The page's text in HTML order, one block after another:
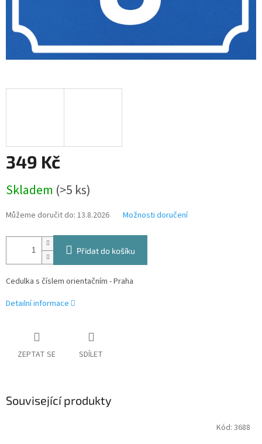
349 Kč
cena:
Skladem (>5 ks)
Můžeme doručit do: 13.8.2026 Možnosti doručení
Přidat do košíku
Cedulka s číslem orientačním - Praha
Detailní informace
ZEPTAT SE SDÍLET
Související produkty
Kód: 3688